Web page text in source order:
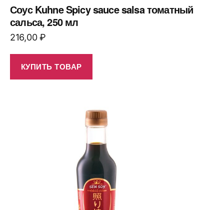
Соус Kuhne Spicy sauce salsa томатный
сальса, 250 мл
216,00₽
КУПИТЬ ТОВАР